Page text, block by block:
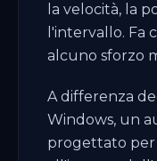
la velocità, la
l'intervallo. Fa
alcuno sforzo
A differenza
Windows, un
progettato